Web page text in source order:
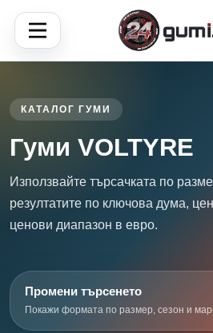
КАТАЛОГ ГУМИ
Гуми VOLTYRE
Използвайте търсачката по
резултатите по ключова дума,
ценови диапазон в евро.
Промени търсенето
Покажи формата по размер, сезон и